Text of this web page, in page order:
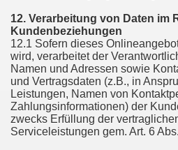
12. Verarbeitung von Daten im
Kundenbeziehungen
12.1 Sofern dieses
wird, verarbeitet der
Namen und Adressen sowie
und Vertragsdaten (z.B., in
Leistungen, Namen von
Zahlungsinformationen) der
zwecks Erfüllung der
Serviceleistungen gem. Art. 6